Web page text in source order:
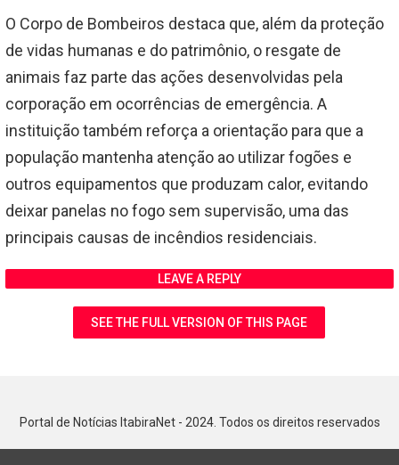
O Corpo de Bombeiros destaca que, além da proteção
de vidas humanas e do patrimônio, o resgate de
animais faz parte das ações desenvolvidas pela
corporação em ocorrências de emergência. A
instituição também reforça a orientação para que a
população mantenha atenção ao utilizar fogões e
outros equipamentos que produzam calor, evitando
deixar panelas no fogo sem supervisão, uma das
principais causas de incêndios residenciais.
LEAVE A REPLY
SEE THE FULL VERSION OF THIS PAGE
Portal de Notícias ItabiraNet - 2024. Todos os direitos reservados